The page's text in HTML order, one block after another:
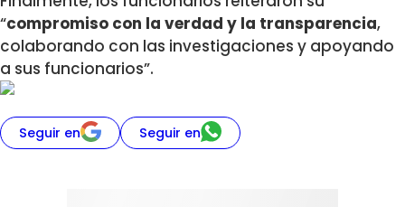
“compromiso con la verdad y la transparencia,
colaborando con las investigaciones y apoyando
a sus funcionarios”.
Seguir en Seguir en